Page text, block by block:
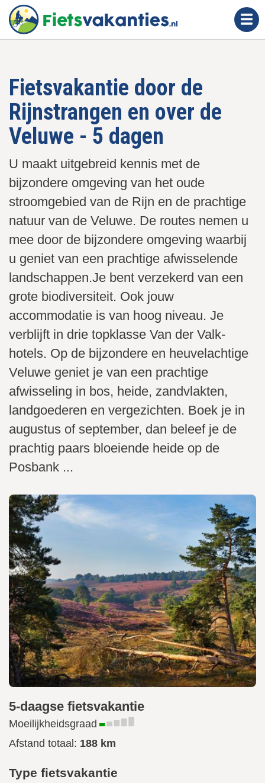
e
Fietsvakantie door de
Rijnstrangen en over de
Veluwe - 5 dagen
U maakt uitgebreid kennis met de
bijzondere omgeving van het oude
stroomgebied van de Rijn en de prachtige
natuur van de Veluwe. De routes nemen u
mee door de bijzondere omgeving waarbij
u geniet van een prachtige afwisselende
landschappen.Je bent verzekerd van een
grote biodiversiteit. Ook jouw
accommodatie is van hoog niveau. Je
verblijft in drie topklasse Van der Valk-
hotels. Op de bijzondere en heuvelachtige
Veluwe geniet je van een prachtige
afwisseling in bos, heide, zandvlakten,
landgoederen en vergezichten. Boek je in
augustus of september, dan beleef je de
prachtig paars bloeiende heide op de
Posbank ...
5-daagse fietsvakantie
Moeilijkheidsgraad
Afstand totaal: 188 km
Type fietsvakantie